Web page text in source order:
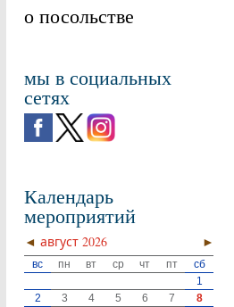
о посольстве
мы в социальных
сетях
Календарь
мероприятий
◄ ►
август 2026
вс пн вт ср чт пт
сб
1
2
3 4 5 6 7
8